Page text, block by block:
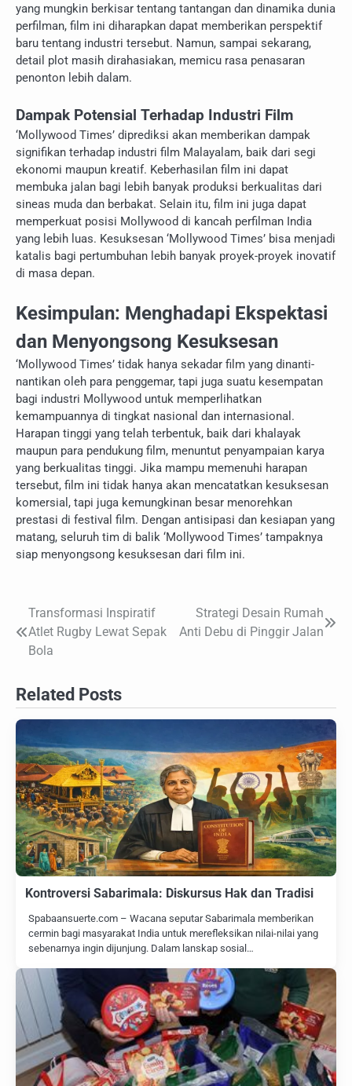
yang mungkin berkisar tentang tantangan dan dinamika dunia
perfilman, film ini diharapkan dapat memberikan perspektif
baru tentang industri tersebut. Namun, sampai sekarang,
detail plot masih dirahasiakan, memicu rasa penasaran
penonton lebih dalam.
Dampak Potensial Terhadap Industri Film
‘Mollywood Times’ diprediksi akan memberikan dampak
signifikan terhadap industri film Malayalam, baik dari segi
ekonomi maupun kreatif. Keberhasilan film ini dapat
membuka jalan bagi lebih banyak produksi berkualitas dari
sineas muda dan berbakat. Selain itu, film ini juga dapat
memperkuat posisi Mollywood di kancah perfilman India
yang lebih luas. Kesuksesan ‘Mollywood Times’ bisa menjadi
katalis bagi pertumbuhan lebih banyak proyek-proyek inovatif
di masa depan.
Kesimpulan: Menghadapi Ekspektasi
dan Menyongsong Kesuksesan
‘Mollywood Times’ tidak hanya sekadar film yang dinanti-
nantikan oleh para penggemar, tapi juga suatu kesempatan
bagi industri Mollywood untuk memperlihatkan
kemampuannya di tingkat nasional dan internasional.
Harapan tinggi yang telah terbentuk, baik dari khalayak
maupun para pendukung film, menuntut penyampaian karya
yang berkualitas tinggi. Jika mampu memenuhi harapan
tersebut, film ini tidak hanya akan mencatatkan kesuksesan
komersial, tapi juga kemungkinan besar menorehkan
prestasi di festival film. Dengan antisipasi dan kesiapan yang
matang, seluruh tim di balik ‘Mollywood Times’ tampaknya
siap menyongsong kesuksesan dari film ini.
Navigasi
pos
Transformasi Inspiratif
Atlet Rugby Lewat Sepak
Bola
Strategi Desain Rumah
Anti Debu di Pinggir Jalan
Related Posts
Kontroversi Sabarimala: Diskursus Hak dan Tradisi
Spabaansuerte.com – Wacana seputar Sabarimala memberikan
cermin bagi masyarakat India untuk merefleksikan nilai-nilai yang
sebenarnya ingin dijunjung. Dalam lanskap sosial…